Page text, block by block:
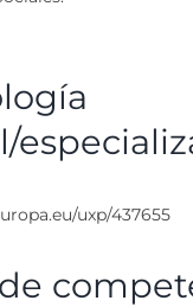
uxp/437655